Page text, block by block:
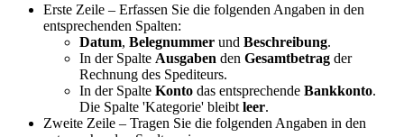
Erste Zeile – Erfassen Sie die folgenden Angaben in den
entsprechenden Spalten:
Datum, Belegnummer und Beschreibung.
In der Spalte Ausgaben den Gesamtbetrag der
Rechnung des Spediteurs.
In der Spalte Konto das entsprechende Bankkonto.
Die Spalte 'Kategorie' bleibt leer.
Zweite Zeile – Tragen Sie die folgenden Angaben in den